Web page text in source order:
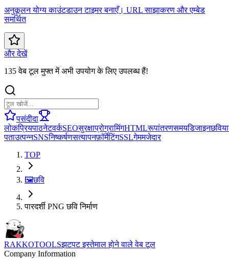
अनुकूलन योग्य काउंटडाउन टाइमर बनाएँ। URL साझाकरण और एम्बेड
समर्थित
और देखें
135 वेब टूल मुफ्त में अभी उपयोग के लिए उपलब्ध हैं!
पसंदीदा
लोकप्रियपाठनेटवर्कSEOसुरक्षाप्रोग्रामिंगHTMLरूपांतरणसमयडिजाइनछवि
पताउत्पन्नSNSनिष्कर्षणसत्यापनफ़ॉर्मेटिंगSSLगेममजेदार
TOP
🖼️छवि
पारदर्शी PNG छवि निर्माण
RAKKOTOOLSझटपट इस्तेमाल होने वाले वेब टूल
Company Information